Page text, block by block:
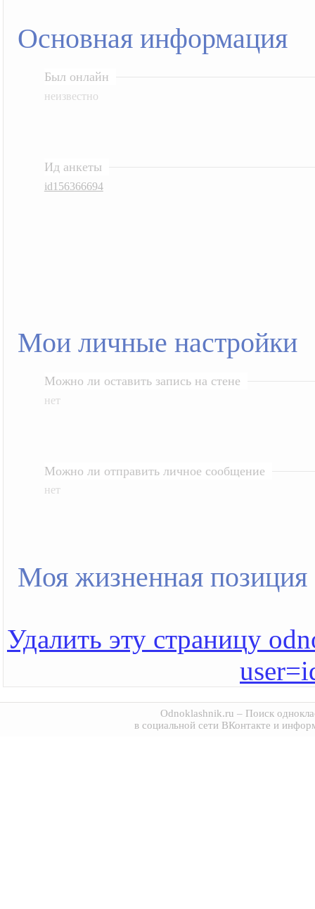
Основная информация
Был онлайн
неизвестно
Ид анкеты
id156366694
Мои личные настройки
Можно ли оставить запись на стене
нет
Можно ли отправить личное сообщение
нет
Моя жизненная позиция
Удалить эту страницу
Odnoklashnik.ru – Поиск
в социальной сети ВКонтакте и